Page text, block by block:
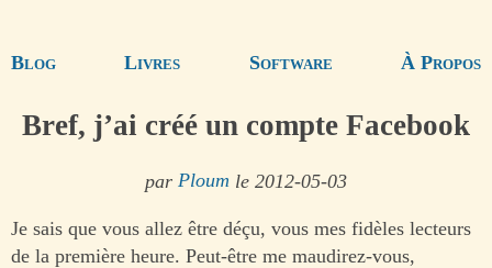
Blog Livres Software À Propos
Bref, j’ai créé un compte Facebook
par Ploum le 2012-05-03
Je sais que vous allez être déçu, vous mes fidèles lecteurs
de la première heure. Peut-être me maudirez-vous,